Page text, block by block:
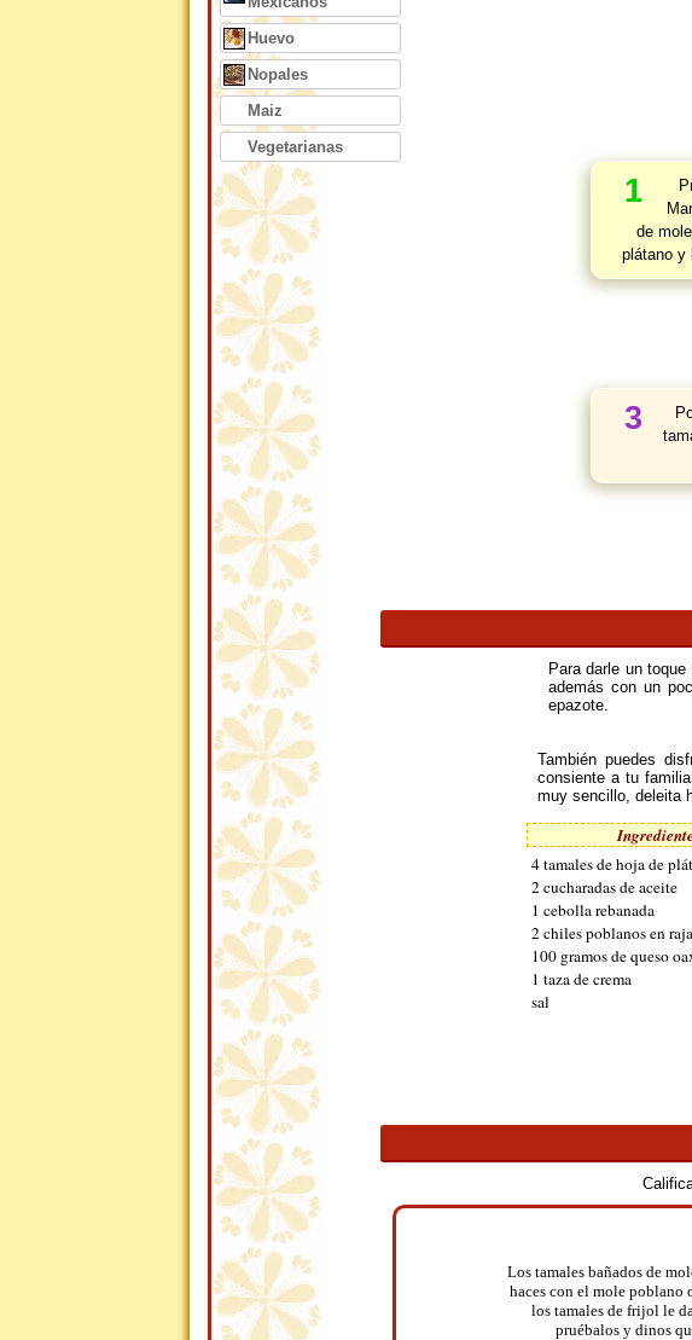
1
de
plátano y
3
Huevo
Nopales
Maiz
Vegetarianas
Para darle un
además con un
epazote.
También puedes
consiente a tu
muy sencillo, deleita
4 tamales de hoja de
2 cucharadas de aceite
1 cebolla rebanada
2 chiles poblanos en
100 gramos de queso
1 taza de crema
sal
Los tamales bañados de
haces con el mole poblano
los tamales de frijol le
pruébalos y dinos